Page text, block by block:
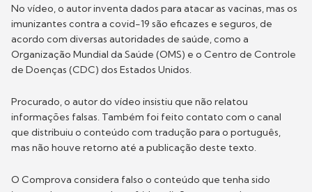
No vídeo, o autor inventa dados para atacar as vacinas, mas os
imunizantes contra a covid-19 são eficazes e seguros, de
acordo com diversas autoridades de saúde, como a
Organização Mundial da Saúde (OMS) e o Centro de Controle
de Doenças (CDC) dos Estados Unidos.
Procurado, o autor do vídeo insistiu que não relatou
informações falsas. Também foi feito contato com o canal
que distribuiu o conteúdo com tradução para o português,
mas não houve retorno até a publicação deste texto.
O Comprova considera falso o conteúdo que tenha sido